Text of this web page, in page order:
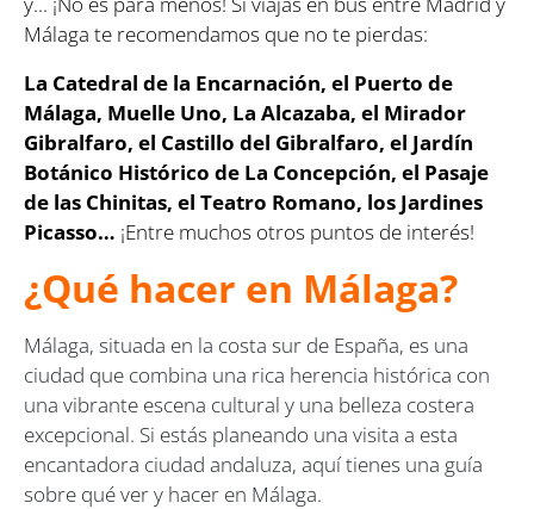
Málaga te recomendamos que no te pierdas:
La Catedral de la Encarnación, el Puerto de
Málaga, Muelle Uno, La Alcazaba, el Mirador
Gibralfaro, el Castillo del Gibralfaro, el Jardín
Botánico Histórico de La Concepción, el Pasaje
de las Chinitas, el Teatro Romano, los Jardines
Picasso… ¡Entre muchos otros puntos de interés!
¿Qué hacer en Málaga?
Málaga, situada en la costa sur de España, es una
ciudad que combina una rica herencia histórica con
una vibrante escena cultural y una belleza costera
excepcional. Si estás planeando una visita a esta
encantadora ciudad andaluza, aquí tienes una guía
sobre qué ver y hacer en Málaga.